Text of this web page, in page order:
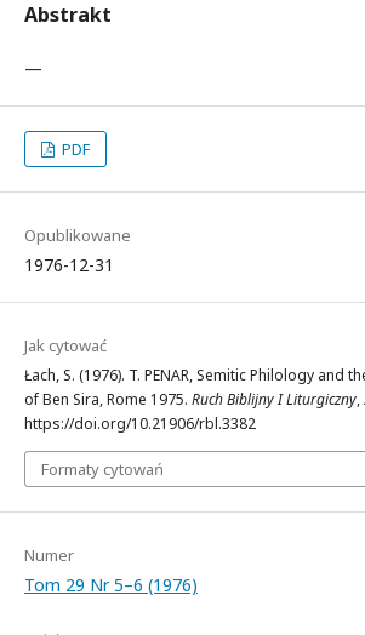
Abstrakt
—
PDF
Opublikowane
1976-12-31
Jak cytować
Łach, S. (1976). T. PENAR, Semitic Philology and
of Ben Sira, Rome 1975. Ruch Biblijny I Liturgiczny,
https://doi.org/10.21906/rbl.3382
Formaty cytowań
Numer
Tom 29 Nr 5–6 (1976)